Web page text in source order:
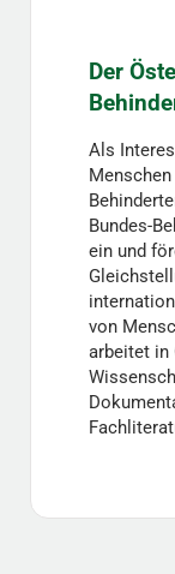
Der
Als
Bundes-
ein und
von
arbeitet in